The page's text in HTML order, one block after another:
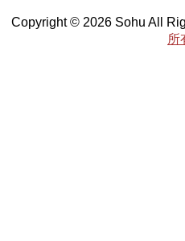
Copyright © 2026 Sohu All
所